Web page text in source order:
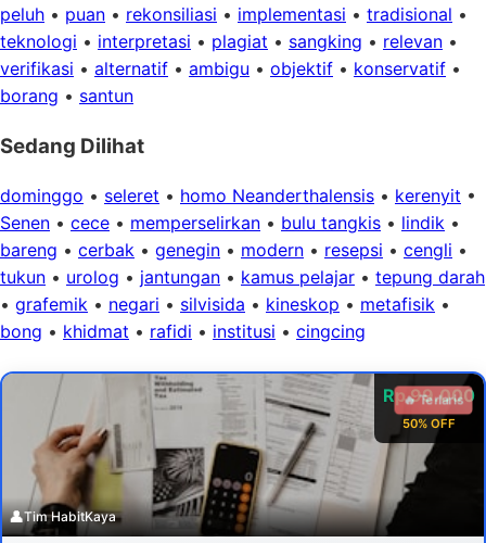
peluh • puan • rekonsiliasi • implementasi • tradisional •
teknologi • interpretasi • plagiat • sangking • relevan •
verifikasi • alternatif • ambigu • objektif • konservatif •
borang • santun
Sedang Dilihat
dominggo • seleret • homo Neanderthalensis • kerenyit •
Senen • cece • memperselirkan • bulu tangkis • lindik •
bareng • cerbak • genegin • modern • resepsi • cengli •
tukun • urolog • jantungan • kamus pelajar • tepung darah
• grafemik • negari • silvisida • kineskop • metafisik •
bong • khidmat • rafidi • institusi • cingcing
Rp 99.000
50% OFF
🔥 Terlaris
👤Tim HabitKaya